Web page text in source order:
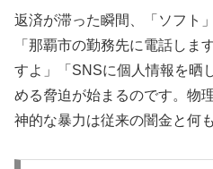
返済が滞った瞬間、「ソフト
「那覇市の勤務先に電話しま
すよ」「SNSに個人情報を晒
める脅迫が始まるのです。物
神的な暴力は従来の闇金と何